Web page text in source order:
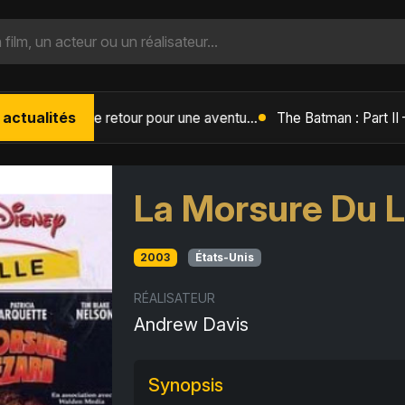
L'Âge de Glace : Le Réveil du Volcan – Manny, Sid et Diego de retour pour une aventure explosive
La Morsure Du
2003 États-Unis
RÉALISATEUR
Andrew Davis
Synopsis